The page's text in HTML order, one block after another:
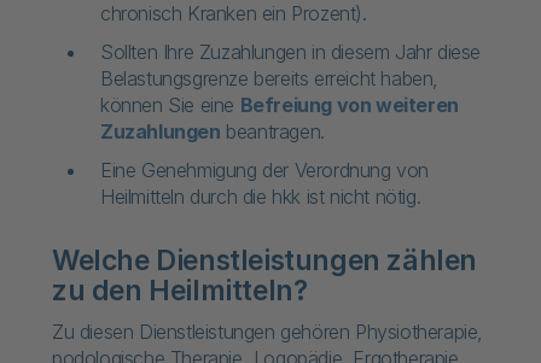
chronisch Kranken ein Prozent).
Sollten Ihre Zuzahlungen in diesem Jahr diese
Belastungsgrenze bereits erreicht haben,
können Sie eine Befreiung von weiteren
Zuzahlungen beantragen.
Eine Genehmigung der Verordnung von
Heilmitteln durch die hkk ist nicht nötig.
Welche Dienstleistungen zählen
zu den Heilmitteln?
Zu diesen Dienstleistungen gehören Physiotherapie,
podologische Therapie, Logopädie, Ergotherapie